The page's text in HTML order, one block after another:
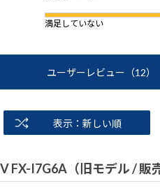
満足していない
ユーザーレビュー （12）
表示：新しい順
FX-I7G6A（旧モデル / 販